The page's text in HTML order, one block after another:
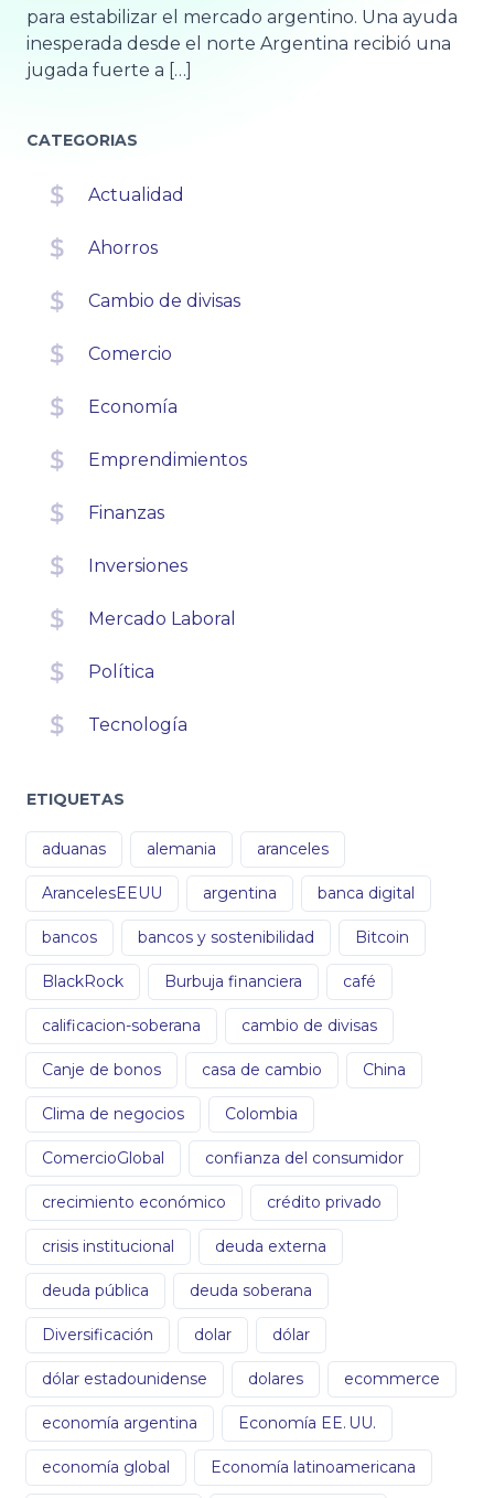
para estabilizar el mercado argentino. Una ayuda
inesperada desde el norte Argentina recibió una
jugada fuerte a […]
CATEGORIAS
Actualidad
Ahorros
Cambio de divisas
Comercio
Economía
Emprendimientos
Finanzas
Inversiones
Mercado Laboral
Política
Tecnología
ETIQUETAS
aduanas alemania aranceles
ArancelesEEUU argentina banca digital
bancos bancos y sostenibilidad Bitcoin
BlackRock Burbuja financiera café
calificacion-soberana cambio de divisas
Canje de bonos casa de cambio China
Clima de negocios Colombia
ComercioGlobal confianza del consumidor
crecimiento económico crédito privado
crisis institucional deuda externa
deuda pública deuda soberana
Diversificación dolar dólar
dólar estadounidense dolares ecommerce
economía argentina Economía EE. UU.
economía global Economía latinoamericana